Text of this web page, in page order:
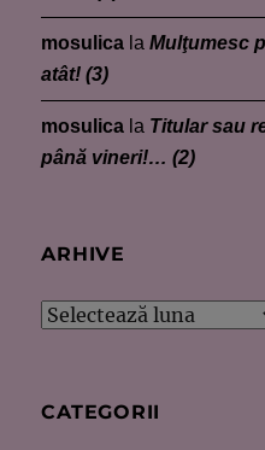
mosulica laMulţumesc
atât! (3)
mosulica la Titular sau
până vineri!… (2)
ARHIVE
Arhive
CATEGORII